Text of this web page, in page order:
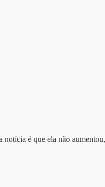
notícia é que ela não